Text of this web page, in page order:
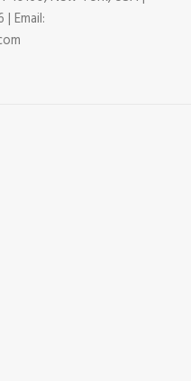
Email: